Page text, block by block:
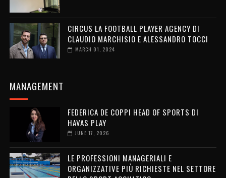
CIRCUS LA FOOTBALL PLAYER AGENCY DI
CLAUDIO MARCHISIO E ALESSANDRO TOCCI
MARCH 01, 2024
MANAGEMENT
FEDERICA DE COPPI HEAD OF SPORTS DI
HAVAS PLAY
JUNE 17, 2026
LE PROFESSIONI MANAGERIALI E
ORGANIZZATIVE PIÙ RICHIESTE NEL SETTORE